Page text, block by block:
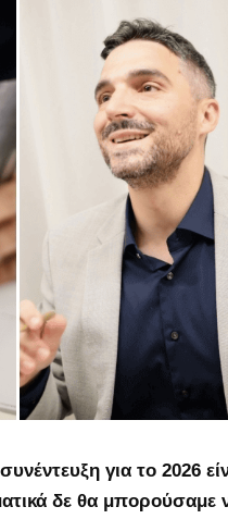
για το 2026
δε θα μπορούσαμε